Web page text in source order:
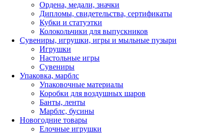
Ордена, медали, значки
Дипломы, свидетельства, сертификаты
Кубки и статуэтки
Колокольчики для выпускников
Сувениры, игрушки, игры и мыльные пузыри
Игрушки
Настольные игры
Сувениры
Упаковка, марблс
Упаковочные материалы
Коробки для воздушных шаров
Банты, ленты
Марблс, бусины
Новогодние товары
Елочные игрушки